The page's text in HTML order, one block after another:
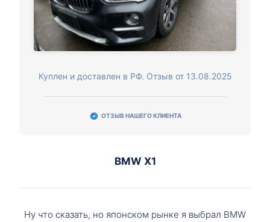
Куплен и доставлен в РФ. Отзыв от 13.08.2025
ОТЗЫВ НАШЕГО КЛИЕНТА
BMW X1
Ну что сказать, но японском рынке я выбрал BMW